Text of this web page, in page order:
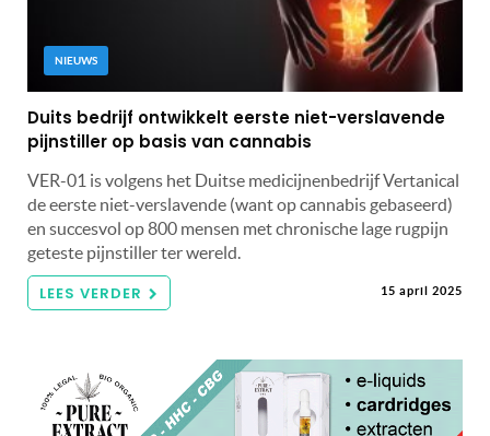
NIEUWS
Duits bedrijf ontwikkelt eerste niet-verslavende
pijnstiller op basis van cannabis
VER-01 is volgens het Duitse medicijnenbedrijf Vertanical
de eerste niet-verslavende (want op cannabis gebaseerd)
en succesvol op 800 mensen met chronische lage rugpijn
geteste pijnstiller ter wereld.
LEES VERDER 15 april 2025